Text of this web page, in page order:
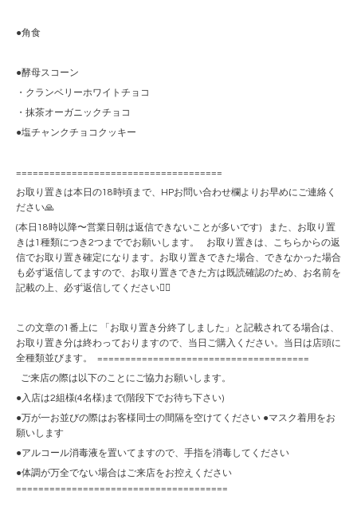
●角食
●酵母スコーン
・クランベリーホワイトチョコ
・抹茶オーガニックチョコ
●塩チャンクチョコクッキー
=====================================
お取り置きは本日の18時頃まで、HPお問い合わせ欄よりお早めにご連絡く
ださい🙏
(本日18時以降〜営業日朝は返信できないことが多いです) また、お取り置
きは1種類につき2つまででお願いします。 お取り置きは、こちらからの返
信でお取り置き確定になります。お取り置きできた場合、できなかった場合
も必ず返信してますので、お取り置きできた方は既読確認のため、お名前を
記載の上、必ず返信してください🙇‍♀️
この文章の1番上に 「お取り置き分終了しました」と記載されてる場合は、
お取り置き分は終わっておりますので、当日ご購入ください。当日は店頭に
全種類並びます。 ======================================
ご来店の際は以下のことにご協力お願いします。
●入店は2組様(4名様)まで(階段下でお待ち下さい)
●万が一お並びの際はお客様同士の間隔を空けてください ●マスク着用をお
願いします
●アルコール消毒液を置いてますので、手指を消毒してください
●体調が万全でない場合はご来店をお控えください
======================================